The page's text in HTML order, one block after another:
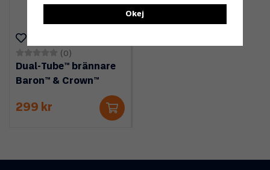
(0)
Dual-Tube™ brännare
Baron™ & Crown™
299 kr
Okej